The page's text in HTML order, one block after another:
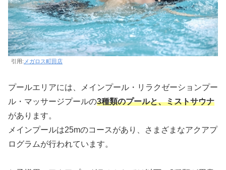
引用: メガロス町田店
プールエリアには、メインプール・リラクゼーションプー
ル・マッサージプールの3種類のプールと、ミストサウナ
があります。
メインプールは25mのコースがあり、さまざまなアクアプ
ログラムが行われています。